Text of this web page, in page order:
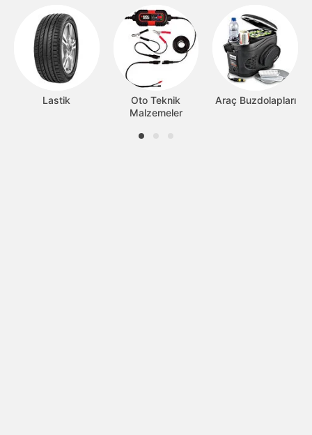
Lastik
Oto Teknik
Malzemeler
Araç Buzdolapları